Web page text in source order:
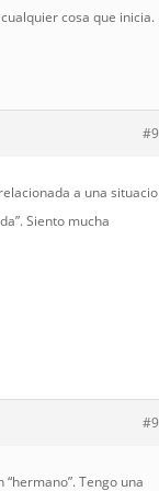
cosa que inicia.
a una
Siento mucha
Tengo una